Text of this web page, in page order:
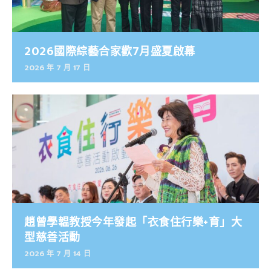
2026國際綜藝合家歡7月盛夏啟幕
2026 年 7 月 17 日
趙曾學韞教授今年發起「衣食住行樂+育」大
型慈善活動
2026 年 7 月 14 日